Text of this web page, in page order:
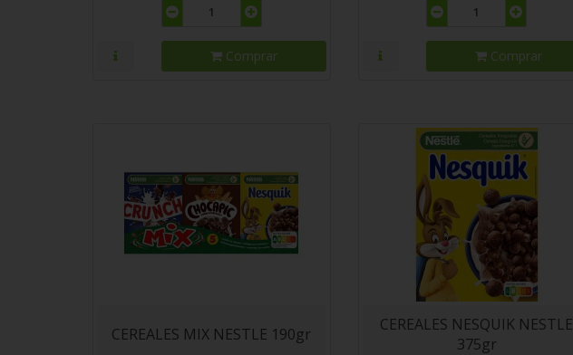
Comprar Comprar
CEREALES MIX NESTLE 190gr
CEREALES NESQUIK NESTLE
375gr